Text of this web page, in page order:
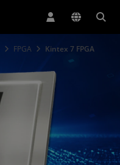
FPGA Kintex 7 FPGA